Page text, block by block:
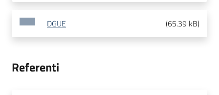
DGUE (65.39 kB)
Referenti